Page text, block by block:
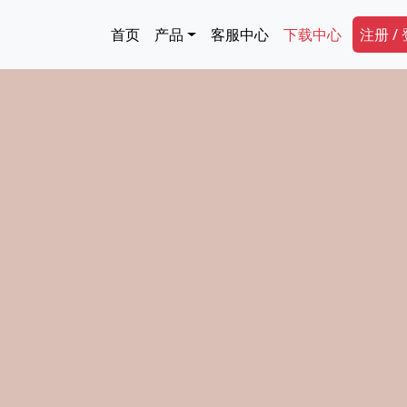
Main navigation
首页 产品 客服中心 下载中心 注册 /